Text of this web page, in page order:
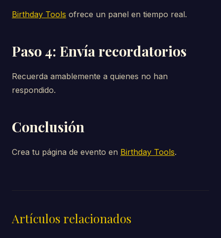
Birthday Tools ofrece un panel en tiempo real.
Paso 4: Envía recordatorios
Recuerda amablemente a quienes no han
respondido.
Conclusión
Crea tu página de evento en Birthday Tools.
Artículos relacionados